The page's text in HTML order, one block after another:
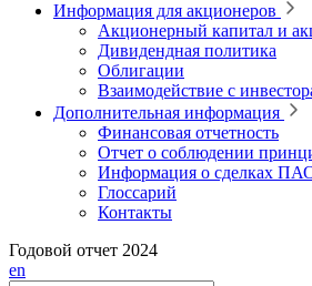
Информация для акционеров
Акционерный капитал и
Дивидендная политика
Облигации
Взаимодействие с
Дополнительная информация
Финансовая отчетность
Отчет о соблюдении
Информация о сделках
Глоссарий
Контакты
Годовой отчет 2024
en